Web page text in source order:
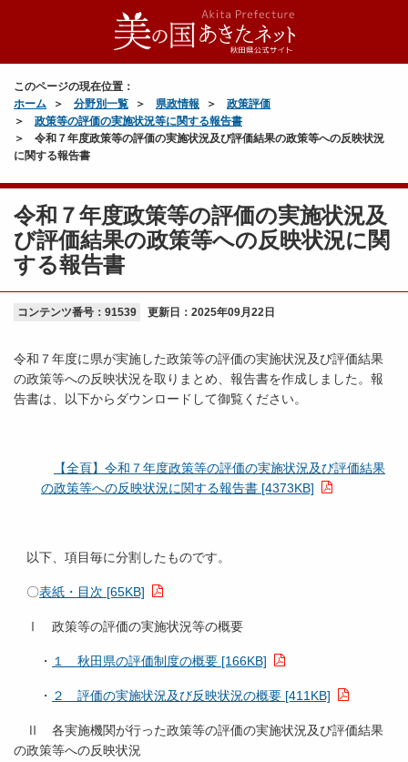
このページの現在位置：
ホーム
分野別一覧 県政情報
政策評価
政策等の評価の実施状況等に関する報告書
令和７年度政策等の評価の実施状況及び評価結果の政策等への反映状況
に関する報告書
令和７年度政策等の評価の実施状況及
び評価結果の政策等への反映状況に関
する報告書
コンテンツ番号：91539 更新日： 2025年09月22日
令和７年度に県が実施した政策等の評価の実施状況及び評価結果
の政策等への反映状況を取りまとめ、報告書を作成しました。報
告書は、以下からダウンロードして御覧ください。
【全頁】令和７年度政策等の評価の実施状況及び評価結果
の政策等への反映状況に関する報告書 [4373KB]
以下、項目毎に分割したものです。
〇表紙・目次 [65KB]
Ⅰ 政策等の評価の実施状況等の概要
・ １ 秋田県の評価制度の概要 [166KB]
・ ２ 評価の実施状況及び反映状況の概要 [411KB]
Ⅱ 各実施機関が行った政策等の評価の実施状況及び評価結果
の政策等への反映状況